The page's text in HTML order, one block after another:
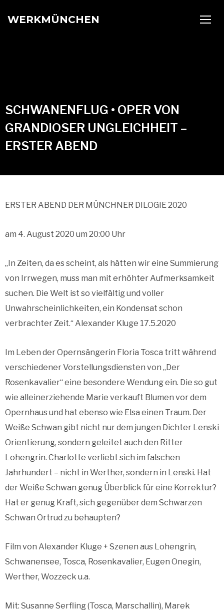
WERKMÜNCHEN
SCHWANENFLUG • OPER VON
GRANDIOSER UNGLEICHHEIT –
ERSTER ABEND
ERSTER ABEND DER MÜNCHNER DILOGIE 2020
am 4. August 2020 um 20:00 Uhr
„In Zeiten, da es scheint, als hätten wir eine Summierung
von Irrwegen, muss man mit erhöhter Aufmerksamkeit
suchen. Die Welt ist so vielfältig und voller
Unwahrscheinlichkeiten, ein Kondensat schon
verbrachter Zeit.“ Alexander Kluge 17.5.2020
Im Leben der Opernsängerin Floria Tosca tritt während
verschiedener Vorstellungsdiensten von „Der
Rosenkavalier“ eine besondere Wendung ein. Die so gut
wie alleinerziehende Marie verkauft Blumen vor dem
Opernhaus und hat ebenso wie Elsa einen Traum. Der
Weiße Schwan gibt nicht nur dem jungen Dichter Lenski
Orientierung, sondern geleitet auch den Ritter
Lohengrin. Charlotte verliebt sich im falschen
Jahrhundert – nicht in Werther, sondern in Lenski. Hat
der Weiße Schwan genug Überblick für eine Korrektur?
Hat er genug Kraft, sich gegenüber dem Schwarzen
Schwan Ortrud zu behaupten?
Film von Alexander Kluge + Szenen aus Lohengrin,
Schwanensee, Tosca, Rosenkavalier, Eugen Onegin,
Werther, Wozzeck u.a.
Mit: Susanne Serfling (Tosca, Marschallin), Marek